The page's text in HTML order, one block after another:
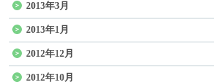
2013年3月
2013年1月
2012年12月
2012年10月